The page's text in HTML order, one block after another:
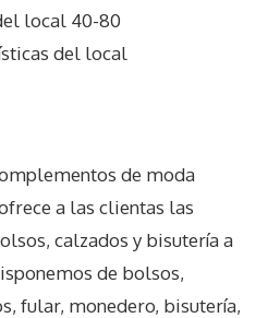
local 40-80
del local
de moda
a las clientas las
calzados y bisutería a
de bolsos,
fular, monedero, bisutería,